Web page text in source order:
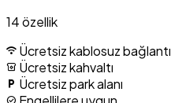
14 özellik
wifi Ücretsiz kablosuz bağlantı
breakfast_dining Ücretsiz kahvaltı
local_parking Ücretsiz park alanı
check_circle